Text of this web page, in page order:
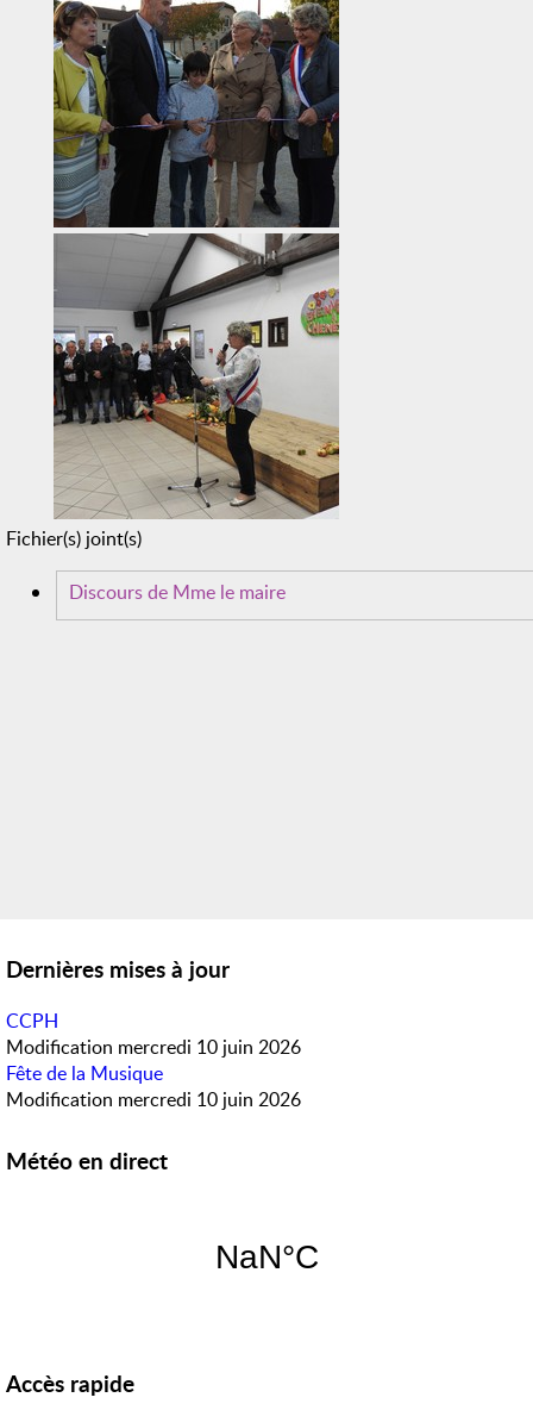
Fichier(s) joint(s)
Discours de Mme le maire
Dernières mises à jour
CCPH
Modification mercredi 10 juin 2026
Fête de la Musique
Modification mercredi 10 juin 2026
Météo en direct
Accès rapide